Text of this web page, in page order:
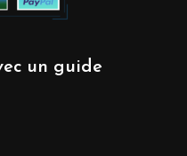
un guide